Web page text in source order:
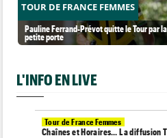
TOUR DE FRANCE FEMMES
Pauline Ferrand-Prévot quitte le Tour par la
petite porte
L'INFO EN LIVE
Tour de France Femmes
Chaînes et Horaires… La diffusion